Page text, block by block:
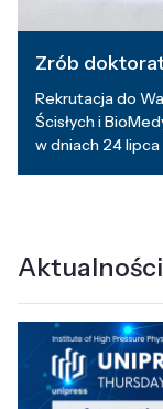
Zrób
Rekrutacja do
Ścisłych i
w dniach 24
Aktualności